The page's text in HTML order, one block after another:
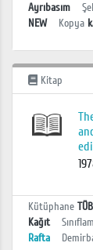
Ayrıbasım
NEW
Kopya
Kitap
Kütüphane
Kağıt
Rafta